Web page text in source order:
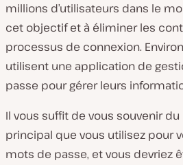
millions d’utilisateurs dans le
cet objectif et à éliminer les
processus de connexion. Environ
utilisent une application de
passe pour gérer leurs
Il vous suffit de vous souvenir
principal que vous utilisez pour
mots de passe, et vous devriez